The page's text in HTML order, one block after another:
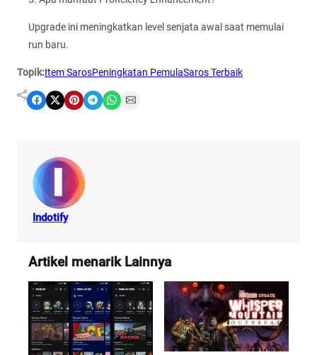
Upgrade ini meningkatkan level senjata awal saat memulai
run baru.
Topik:Item SarosPeningkatan PemulaSaros Terbaik
Share on Facebook Share on X Share on Pinterest Share on Telegram Share on WhatsApp Share on Email
Indotify
Artikel menarik Lainnya